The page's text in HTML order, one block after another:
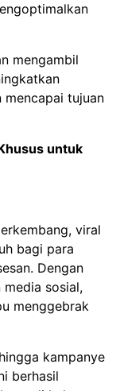
mengambil
tujuan
untuk
viral
bagi para
Dengan
sosial,
menggebrak
kampanye
berhasil